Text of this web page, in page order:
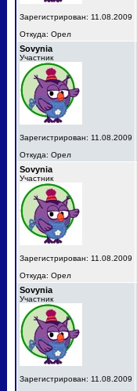
Зарегистрирован: 11.08.2009
Откуда: Орел
Sovynia
Участник
Зарегистрирован: 11.08.2009
Откуда: Орел
Sovynia
Участник
Зарегистрирован: 11.08.2009
Откуда: Орел
Sovynia
Участник
Зарегистрирован: 11.08.2009